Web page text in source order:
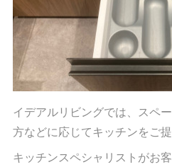
イデアルリビングでは、スペ
方などに応じてキッチンをご提
キッチンスペシャリストがお